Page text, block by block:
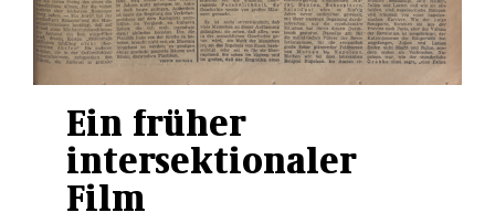
Ein früher
intersektionaler
Film